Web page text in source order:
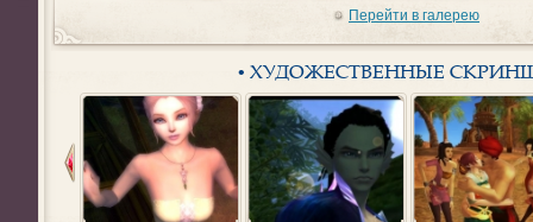
Перейти в галерею
• ХУДОЖЕСТВЕННЫЕ